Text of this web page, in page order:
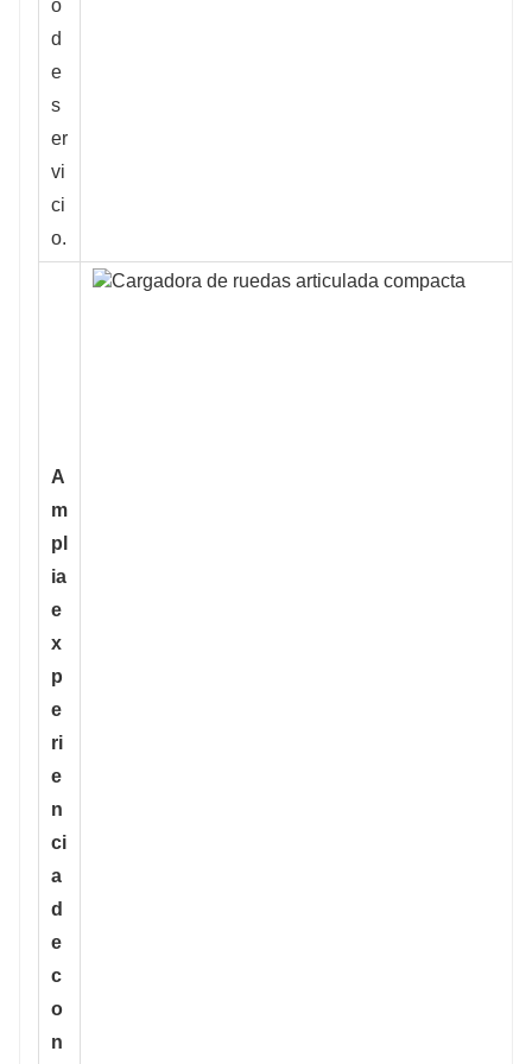
o
d
e
s
er
vi
ci
o.
A
m
pl
ia
e
x
p
e
ri
e
n
ci
a
d
e
c
o
n